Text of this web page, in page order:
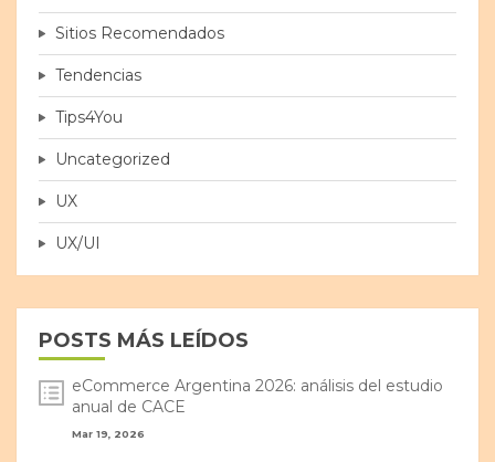
Sitios Recomendados
Tendencias
Tips4You
Uncategorized
UX
UX/UI
POSTS MÁS LEÍDOS
eCommerce Argentina 2026: análisis del estudio
anual de CACE
Mar 19, 2026